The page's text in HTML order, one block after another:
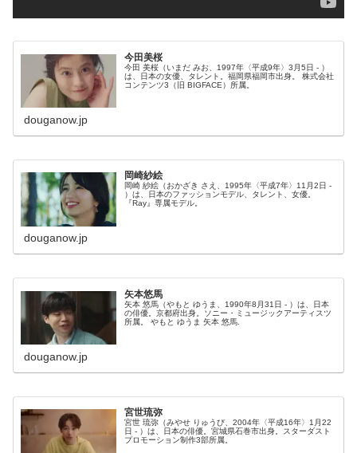
今田美桜
今田 美桜（いまだ みお、1997年〈平成9年〉3月5日 - ）
は、日本の女優、タレント。福岡県福岡市出身。 株式会社
コンテンツ3（旧 BIGFACE）所属。
douganow.jp
岡崎紗絵
岡崎 紗絵（おかざき さえ、1995年〈平成7年〉11月2日 -
）は、日本のファッションモデル、タレント、女優。
『Ray』専属モデル。
douganow.jp
矢本悠馬
矢本 悠馬（やもと ゆうま、1990年8月31日 - ）は、日本
の俳優。京都府出身。ソニー・ミュージックアーティスツ
所属。 やもと ゆうま 矢本 悠馬.
douganow.jp
宮世琉弥
宮世 琉弥（みやせ りゅうび、2004年〈平成16年〉1月22
日 - ）は、日本の俳優。宮城県石巻市出身。スターダスト
プロモーション制作3部所属。